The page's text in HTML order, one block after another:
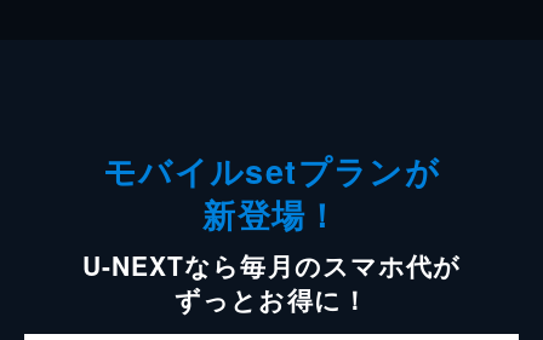
モバイルsetプランが
新登場！
U-NEXTなら毎月のスマホ代が
ずっとお得に！